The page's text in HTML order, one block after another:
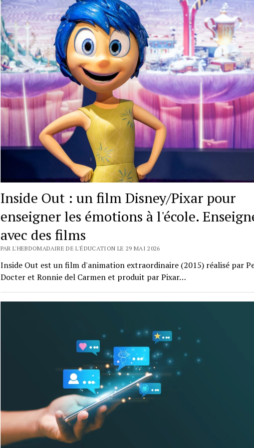
Inside Out : un film Disney/Pixar pour
enseigner les émotions à l'école.
avec des films
PAR L'HEBDOMADAIRE DE L'ÉDUCATION LE 29 MAI 2026
Inside Out est un film d'animation extraordinaire (2015) réalisé par
Docter et Ronnie del Carmen et produit par Pixar…